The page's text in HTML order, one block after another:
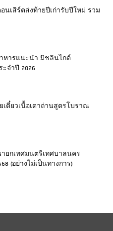
นเสิร์ตส่งท้ายปีเก่ารับปีใหม่ รวม
าหารแนะนำ มิชลินไกด์
จำปี 2026
ตี๋ยวเนื้อเตาถ่านสูตรโบราณ
ยกเทศมนตรีเทศบาลนคร
(อย่างไม่เป็นทางการ)